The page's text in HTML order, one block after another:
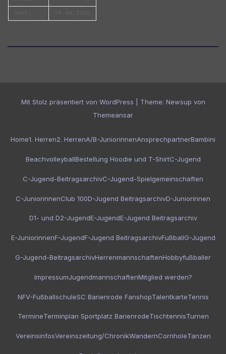
Mit Stolz präsentiert von WordPress Theme: Newsup von
Themeansar
Home1. Herren2. HerrenA/B-JuniorinnenAnsprechpartnerBambini
BeachvolleyballBestellung Hoodie und T-ShirtC-Jugend
C-Jugend-BeitragsarchivC-Jugend-Spielgemeinschaften
C-JuniorinnenClub 100D-Jugend BeitragsarchivD-Juniorinnen
D1- und D2-JugendE-JugendE-Jugend Beitragsarchiv
E-JuniorinnenF-JugendF-Jugend BeitragsarchivFußballG-Jugend
G-Jugend-BeitragsarchivHerrenmannschaftenHobbyfußballer
ImpressumJugendmannschaftenMitglied werden?
NFV-FußballschuleSC Barienrode FanshopTalentkarteTennis
TermineTerminplan Sportplatz BarienrodeTischtennisTurnen
VereinsinfosVereinszeitung/ChronikWandernCornholeTanzen